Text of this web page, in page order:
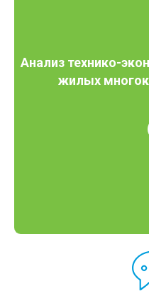
Анализ технико-
жилых